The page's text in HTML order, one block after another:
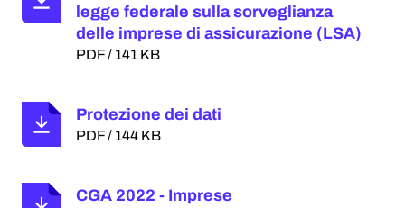
legge federale sulla sorveglianza
delle imprese di assicurazione (LSA)
PDF / 141 KB
Protezione dei dati
PDF / 144 KB
CGA 2022 - Imprese